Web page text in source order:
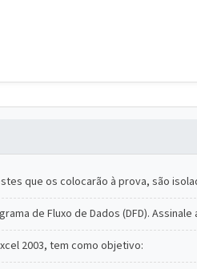
que os colocarão à prova, são
de Fluxo de Dados (DFD).
2003, tem como objetivo: